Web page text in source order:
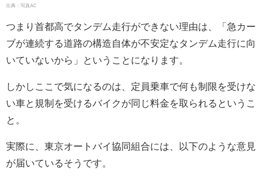
出典：写真AC
つまり首都高でタンデム走行ができない理由は、「急カー
ブが連続する道路の構造自体が不安定なタンデム走行に向
いていないから」ということになります。
しかしここで気になるのは、定員乗車で何も制限を受けな
い車と規制を受けるバイクが同じ料金を取られるというこ
と。
実際に、東京オートバイ協同組合には、以下のような意見
が届いているそうです。